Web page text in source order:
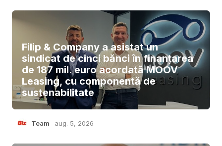
Filip & Company a asistat un
sindicat de cinci bănci în finanțarea
de 187 mil. euro acordată MOOV
Leasing, cu componentă de
sustenabilitate
Team aug. 5, 2026